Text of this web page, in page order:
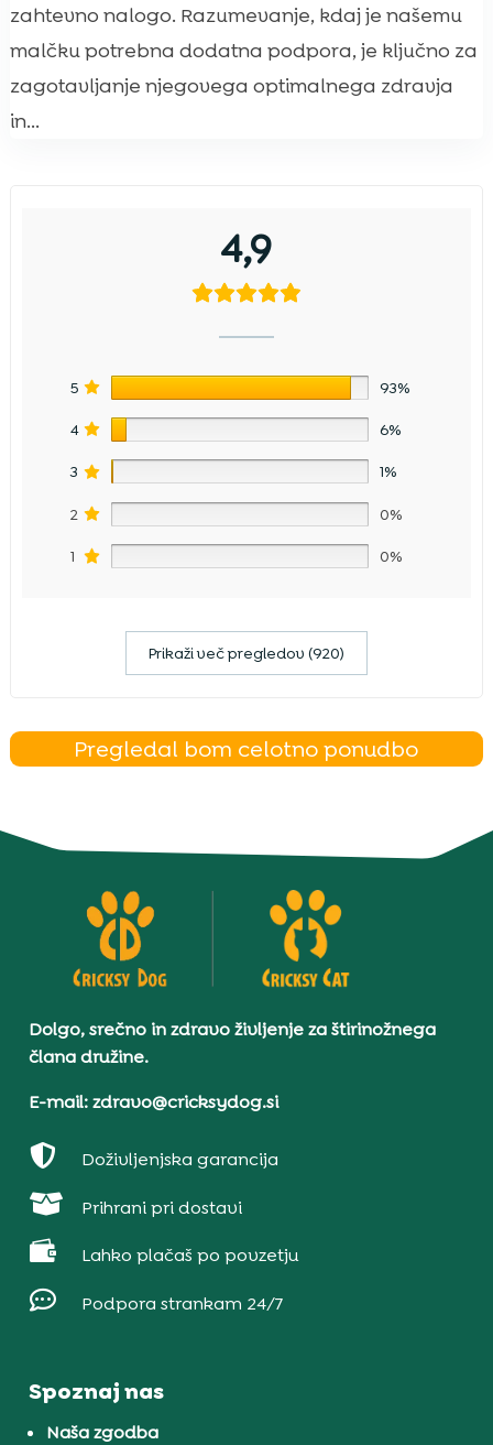
zahtevno nalogo. Razumevanje, kdaj je našemu
malčku potrebna dodatna podpora, je ključno za
zagotavljanje njegovega optimalnega zdravja
in...
4,9
5 93%
4 6%
3 1%
2 0%
1 0%
Prikaži več pregledov (920)
Pregledal bom celotno ponudbo
Dolgo, srečno in zdravo življenje za štirinožnega
člana družine.
E-mail: zdravo@cricksydog.si
 Doživljenjska garancija
 Prihrani pri dostavi
 Lahko plačaš po povzetju
 Podpora strankam 24/7
Spoznaj nas
Naša zgodba